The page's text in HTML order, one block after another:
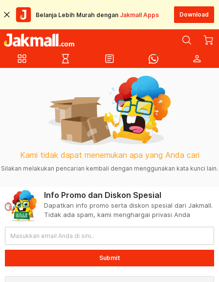
Belanja Lebih Murah dengan Jakmall Apps Download
grid_view hourglass_empty article person
Kami tidak dapat menemukan apa yang Anda cari
Silakan melakukan pencarian kembali dengan menggunakan kata kunci lain.
Info Promo dan Diskon Spesial
Dapatkan info promo serta diskon spesial dari Jakmall.
Tidak ada spam, kami menghargai privasi Anda
Submit